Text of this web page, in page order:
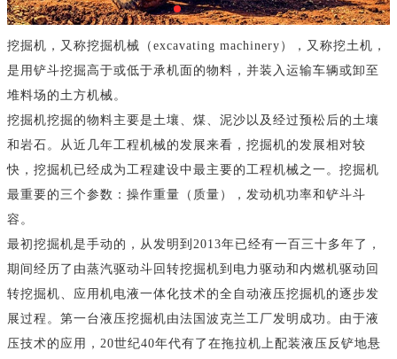
挖掘机，又称挖掘机械（excavating machinery），又称挖土机，
是用铲斗挖掘高于或低于承机面的物料，并装入运输车辆或卸至
堆料场的土方机械。
挖掘机挖掘的物料主要是土壤、煤、泥沙以及经过预松后的土壤
和岩石。从近几年工程机械的发展来看，挖掘机的发展相对较
快，挖掘机已经成为工程建设中最主要的工程机械之一。挖掘机
最重要的三个参数：操作重量（质量），发动机功率和铲斗斗
容。
最初挖掘机是手动的，从发明到2013年已经有一百三十多年了，
期间经历了由蒸汽驱动斗回转挖掘机到电力驱动和内燃机驱动回
转挖掘机、应用机电液一体化技术的全自动液压挖掘机的逐步发
展过程。第一台液压挖掘机由法国波克兰工厂发明成功。由于液
压技术的应用，20世纪40年代有了在拖拉机上配装液压反铲地悬